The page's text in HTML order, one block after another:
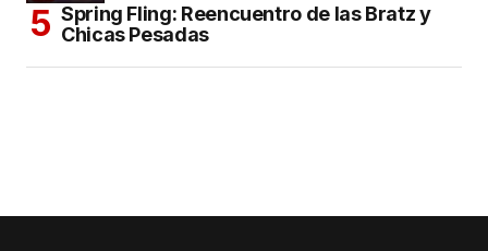
Spring Fling: Reencuentro de las Bratz y
Chicas Pesadas